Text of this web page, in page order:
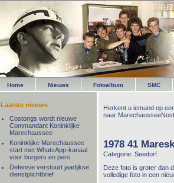
Home Nieuws Fotoalbum SMC
Herkent u iemand op
naar
1978 41
Categorie: Seedorf
Deze foto is groter dan
volledige foto in een
Laatste nieuws
Costongs wordt nieuwe
Commandant Koninklijke
Marechaussee
Koninklijke Marechaussee
start met WhatsApp-kanaal
voor burgers en pers
Defensie verstuurt jaarlijkse
dienstplichtbrief